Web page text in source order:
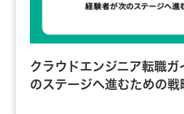
クラウドエンジニア転職ガ
のステージへ進むための戦